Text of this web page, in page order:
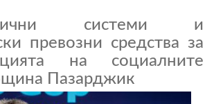
системи и
превозни средства за
на социалните
Пазарджик